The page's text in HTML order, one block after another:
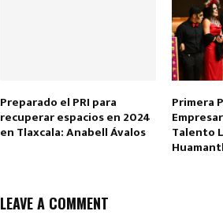
Preparado el PRI para
recuperar espacios en 2024
en Tlaxcala: Anabell Ávalos
Primera
Talento
LEAVE A COMMENT